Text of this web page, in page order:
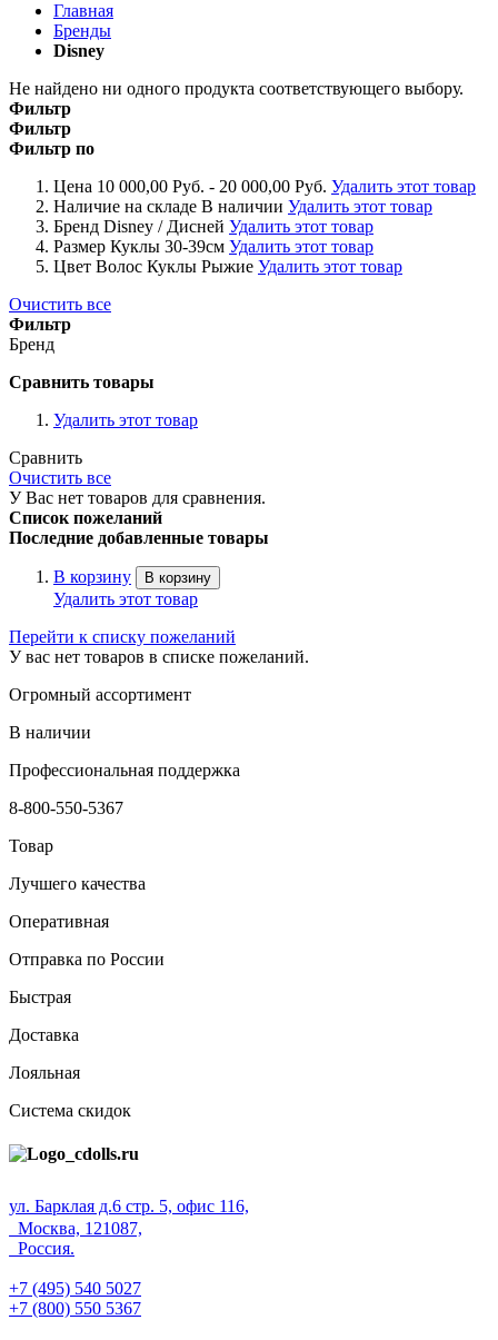
Главная
Бренды
Disney
Не найдено ни одного продукта соответствующего выбору.
Фильтр
Фильтр
Фильтр по
Цена 10 000,00 Руб. - 20 000,00 Руб. Удалить этот товар
Наличие на складе В наличии Удалить этот товар
Бренд Disney / Дисней Удалить этот товар
Размер Куклы 30-39см Удалить этот товар
Цвет Волос Куклы Рыжие Удалить этот товар
Очистить все
Фильтр
Бренд
Сравнить товары
Удалить этот товар
Сравнить
Очистить все
У Вас нет товаров для сравнения.
Список пожеланий
Последние добавленные товары
В корзину В корзину
Удалить этот товар
Перейти к списку пожеланий
У вас нет товаров в списке пожеланий.
Огромный ассортимент
В наличии
Профессиональная поддержка
8-800-550-5367
Товар
Лучшего качества
Оперативная
Отправка по России
Быстрая
Доставка
Лояльная
Система скидок
ул. Барклая д.6 стр. 5, офис 116,
Москва, 121087,
Россия.
+7 (495) 540 5027
+7 (800) 550 5367